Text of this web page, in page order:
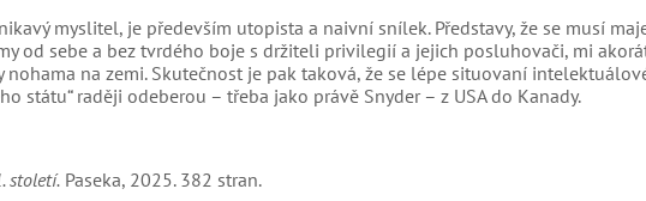
myslitel, je především utopista a naivní snílek. Představy, že se musí
od sebe a bez tvrdého boje s držiteli privilegií a jejich posluhovači, mi
na zemi. Skutečnost je pak taková, že se lépe situovaní
státu“ raději odeberou – třeba jako právě Snyder – z USA do Kanady.
století.Paseka, 2025. 382 stran.